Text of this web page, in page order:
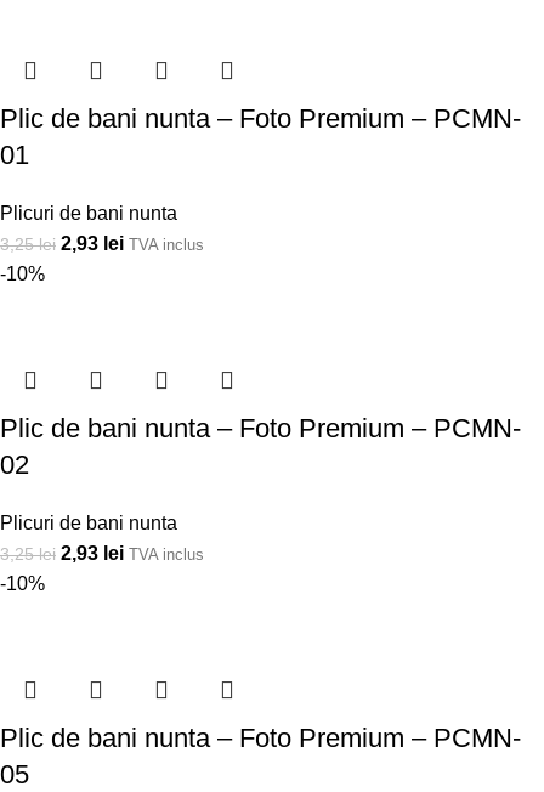
Plic de bani nunta – Foto Premium – PCMN-
01
Plicuri de bani nunta
3,25lei 2,93 lei TVA inclus
-10%
Plic de bani nunta – Foto Premium – PCMN-
02
Plicuri de bani nunta
3,25lei 2,93 lei TVA inclus
-10%
Plic de bani nunta – Foto Premium – PCMN-
05